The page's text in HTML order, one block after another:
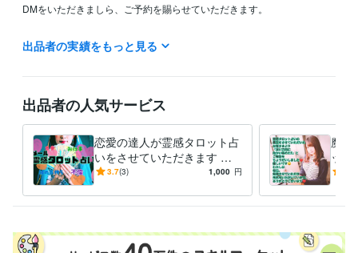
DMをいただきましら、ご予約を賜らせていただきます。
★ご不明点やご質問等のお問い合わせは
24時間、いつでもお気軽にお好きな時間帯にご連絡下さい。
あなたとお話しできる時を
楽しみに、お待ちしています！！
大型自動二輪
日商簿記2級 取得年 : 1987年
出品者の実績をもっと見る
出品者の人気サービス
恋愛の達人が霊感タロット占
いをさせていただきます 恋
愛 ★彼の気持ち ★不倫 ★離
3.7(3) 1,000 円
魔
ット
【コ
す！